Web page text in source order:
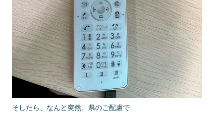
そしたら、なんと突然、県のご配慮で